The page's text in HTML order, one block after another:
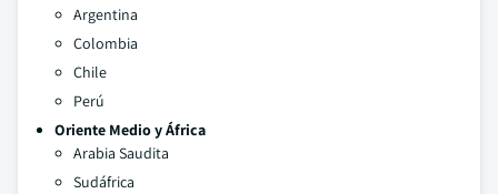
Argentina
Colombia
Chile
Perú
Oriente Medio y África
Arabia Saudita
Sudáfrica